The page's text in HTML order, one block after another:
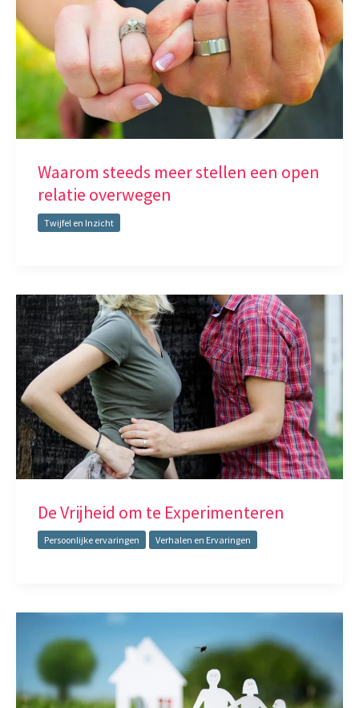
Waarom steeds meer stellen een open
relatie overwegen
Twijfel en Inzicht
De Vrijheid om te Experimenteren
Persoonlijke ervaringen Verhalen en Ervaringen